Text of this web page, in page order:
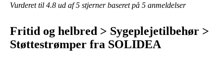
Vurderet til 4.8 ud af 5 stjerner baseret på 5 anmeldelser
Fritid og helbred > Sygeplejetilbehør >
Støttestrømper fra SOLIDEA